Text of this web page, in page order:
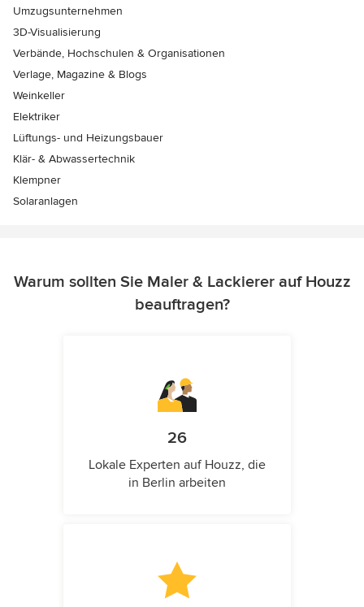
Umzugsunternehmen
3D-Visualisierung
Verbände, Hochschulen & Organisationen
Verlage, Magazine & Blogs
Weinkeller
Elektriker
Lüftungs- und Heizungsbauer
Klär- & Abwassertechnik
Klempner
Solaranlagen
Warum sollten Sie Maler & Lackierer auf Houzz
beauftragen?
26
Lokale Experten auf Houzz, die
in Berlin arbeiten